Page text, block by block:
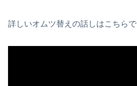
詳しいオムツ替えの話しはこちらで